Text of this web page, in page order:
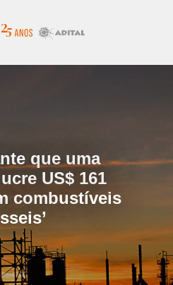
que uma
US$ 161
combustíveis